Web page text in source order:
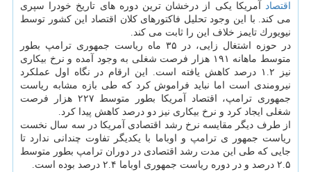
اقتصاد آمریكا یكی از درخشان ترین دوره های تاریخ خودرا سپری
می كند. با این وجود تحلیل فاكتورهای كلان اقتصاد این كشور توسط
نیویورك تایمز خلاف این را ثابت می كند.
در حوزه اشتغال زایی، در ۳۵ ماه ریاست جمهوری ترامپ بطور
متوسط ماهانه ۱۹۱ هزار فرصت شغلی به وجود آمده و نرخ بیكاری
نیز ۱.۲ درصد كاهش یافته است. این ارقام در نگاه اول عملكرد
نیرومندی است اما نباید فراموش كرد كه طی بازه مشابه ریاست
جمهوری ترامپ، اقتصاد آمریكا بطور متوسط ۲۲۷ هزار فرصت
شغلی ایجاد كرد و نرخ بیكاری نیز دو درصد كاهش پیدا كرد.
از طرف دیگر مقایسه نرخ رشد اقتصادی آمریكا در سه سال نخست
ریاست جمهور ی ترامپ و اوباما با یكدیگر تفاوت چندانی ندارد تا
جایی كه طی این مدت رشد اقتصادی در دوران ترامپ بطور متوسط
۲.۵ درصد و در دوره ریاست جمهوری اوباما ۲.۴ درصد بوده است.